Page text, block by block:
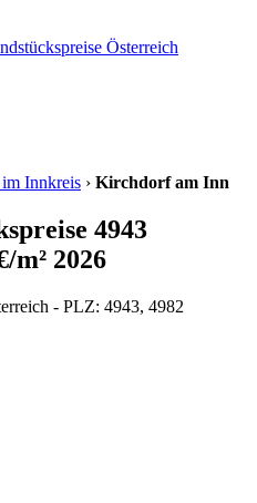
Österreich
Innkreis › Kirchdorf am Inn
4943
2026
- PLZ: 4943, 4982